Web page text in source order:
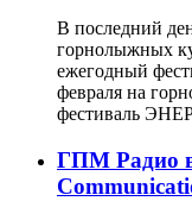
В последний
горнолыжных
ежегодный
февраля на
фестиваль
ГПМ Радио